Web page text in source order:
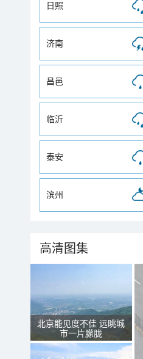
日照
济南
昌邑
临沂
泰安
滨州
高清图集
北京能见度不佳 远眺城
市一片朦胧